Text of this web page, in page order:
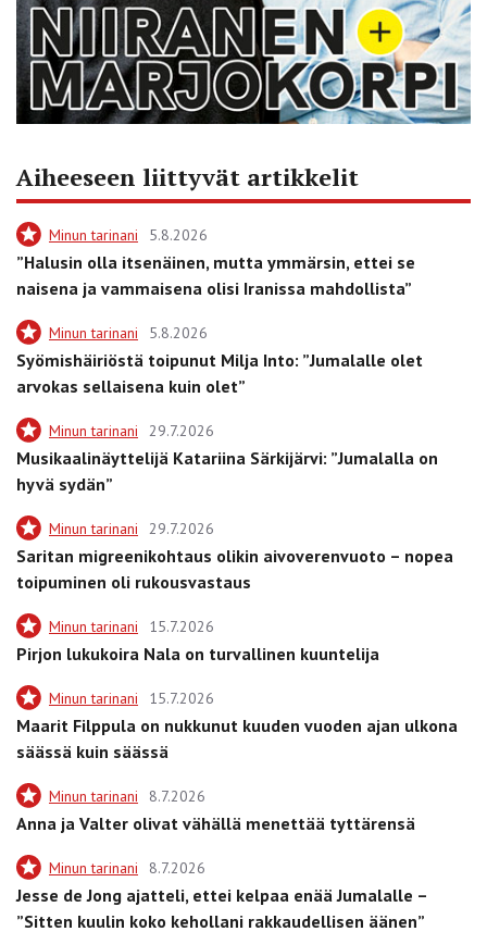
Aiheeseen liittyvät artikkelit
Minun tarinani 5.8.2026
”Halusin olla itsenäinen, mutta ymmärsin, ettei se
naisena ja vammaisena olisi Iranissa mahdollista”
Minun tarinani 5.8.2026
Syömishäiriöstä toipunut Milja Into: ”Jumalalle olet
arvokas sellaisena kuin olet”
Minun tarinani 29.7.2026
Musikaalinäyttelijä Katariina Särkijärvi: ”Jumalalla on
hyvä sydän”
Minun tarinani 29.7.2026
Saritan migreenikohtaus olikin aivoverenvuoto – nopea
toipuminen oli rukousvastaus
Minun tarinani 15.7.2026
Pirjon lukukoira Nala on turvallinen kuuntelija
Minun tarinani 15.7.2026
Maarit Filppula on nukkunut kuuden vuoden ajan ulkona
säässä kuin säässä
Minun tarinani 8.7.2026
Anna ja Valter olivat vähällä menettää tyttärensä
Minun tarinani 8.7.2026
Jesse de Jong ajatteli, ettei kelpaa enää Jumalalle –
”Sitten kuulin koko kehollani rakkaudellisen äänen”